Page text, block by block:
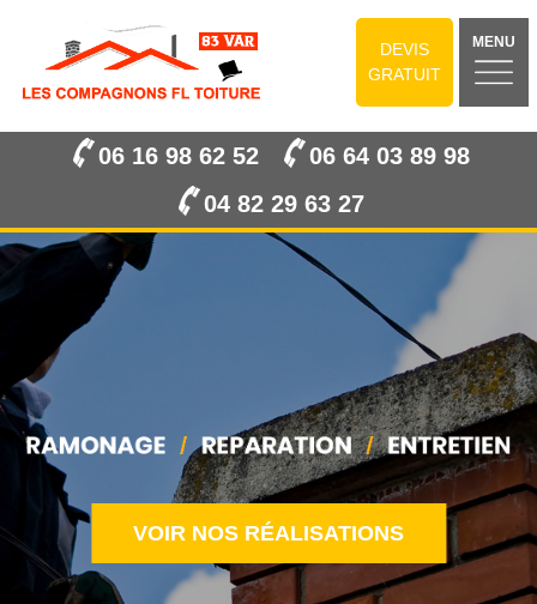
DEVIS
GRATUIT
MENU
06 16 98 62 52
06 64 03 89 98
04 82 29 63 27
VOIR NOS RÉALISATIONS